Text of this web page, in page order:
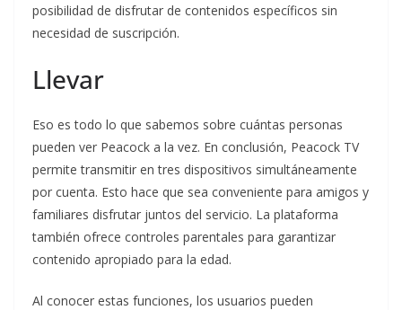
posibilidad de disfrutar de contenidos específicos sin
necesidad de suscripción.
Llevar
Eso es todo lo que sabemos sobre cuántas personas
pueden ver Peacock a la vez. En conclusión, Peacock TV
permite transmitir en tres dispositivos simultáneamente
por cuenta. Esto hace que sea conveniente para amigos y
familiares disfrutar juntos del servicio. La plataforma
también ofrece controles parentales para garantizar
contenido apropiado para la edad.
Al conocer estas funciones, los usuarios pueden